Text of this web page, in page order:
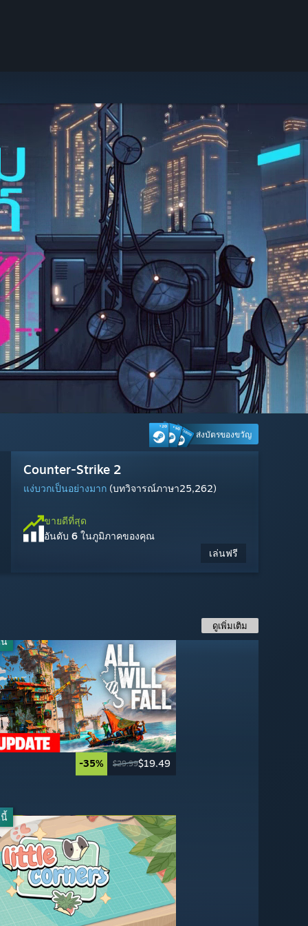
ส่งบัตรของขวัญ
Cyberpunk 2077
แง่บวกเป็นอย่างมาก (บทวิจารณ์ภาษา2,499)
ขายดีที่สุด
อันดับ 10ในภูมิภาคของคุณ
$17.99
Marvel Rivals
ผสมกัน(บทวิจารณ์ภาษา1,414)
ขายดีที่สุด
อันดับ 9 ในภูมิภาคของคุณ
เล่นฟรี
Palworld
แง่บวกเป็นอย่างยิ่ง(บทวิจารณ์ภาษา1,875)
ขายดีที่สุด
อันดับ 12ในภูมิภาคของคุณ
$29.99
Dead by Daylight
แง่บวกเป็นอย่างมาก (บทวิจารณ์ภาษา12,900)
ขายดีที่สุด
อันดับ 22ในภูมิภาคของคุณ
$19.99
Counter-Strike 2
แง่บวกเป็นอย่างมาก (บทวิจารณ์ภาษา25,262)
ขายดีที่สุด
อันดับ 6 ในภูมิภาคของคุณ
เล่นฟรี
Steam Machine
อันดับ 3
Warframe
แง่บวกเป็นอย่างมาก (บทวิจารณ์ภาษา4,193)
ขายดีที่สุด
อันดับ 16ในภูมิภาคของคุณ
เล่นฟรี
Ragnarok: The New World
แง่ลบเป็นส่วนมาก(บทวิจารณ์ภาษา549)
ขายดีที่สุด
อันดับ 27ในภูมิภาคของคุณ
เล่นฟรี
Marvel's Spider-Man 2
แง่บวกเป็นอย่างมาก (บทวิจารณ์ภาษา222)
ขายดีที่สุด
อันดับ 7ในภูมิภาคของคุณ
$40.19
Tom Clancy's Rainbow Six Siege
แง่บวกเป็นอย่างมาก (บทวิจารณ์ภาษา10,281)
ขายดีที่สุด
อันดับ 17ในภูมิภาคของคุณ
เล่นฟรี
Wuthering Waves
แง่บวกเป็นอย่างมาก (บทวิจารณ์ภาษา850)
ขายดีที่สุด
อันดับ 20ในภูมิภาคของคุณ
เล่นฟรี
MARVEL Tōkon: Fighting Souls
อันดับ 1
ดูเพิ่มเติม
-35% $29.99$19.49
-33% $59.99$40.19
-60% $49.99$19.99
-50% $49.99 $24.99
-30% $39.99$27.99
-60% $69.99 $27.99